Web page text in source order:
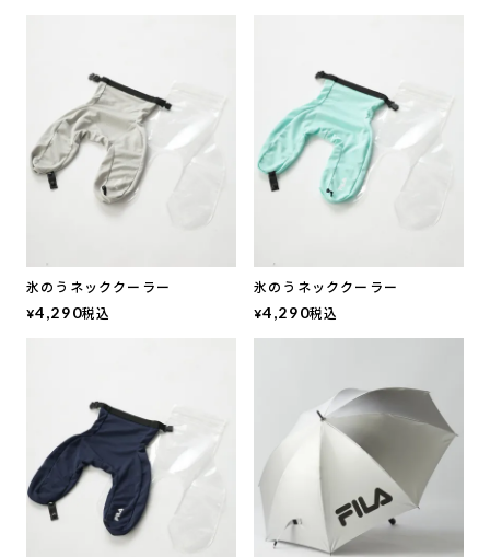
氷のうネッククーラー
¥4,290税込
氷のうネッククーラー
¥4,290税込